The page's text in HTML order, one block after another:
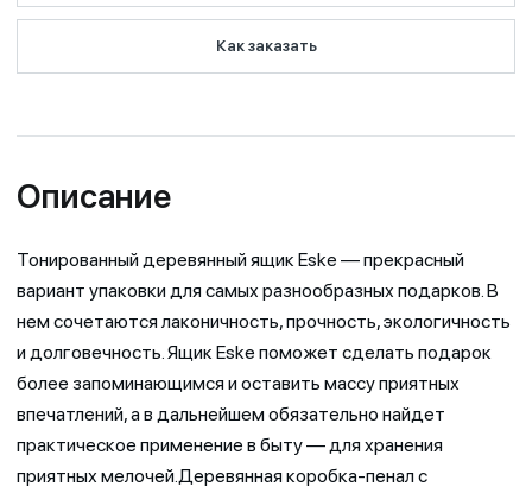
Как заказать
Описание
Тонированный деревянный ящик Eske — прекрасный
вариант упаковки для самых разнообразных подарков. В
нем сочетаются лаконичность, прочность, экологичность
и долговечность. Ящик Eske поможет сделать подарок
более запоминающимся и оставить массу приятных
впечатлений, а в дальнейшем обязательно найдет
практическое применение в быту — для хранения
приятных мелочей.Деревянная коробка-пенал с